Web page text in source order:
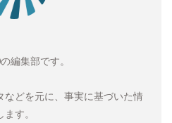
編集部です。
どを元に、事実に基づいた情
す。